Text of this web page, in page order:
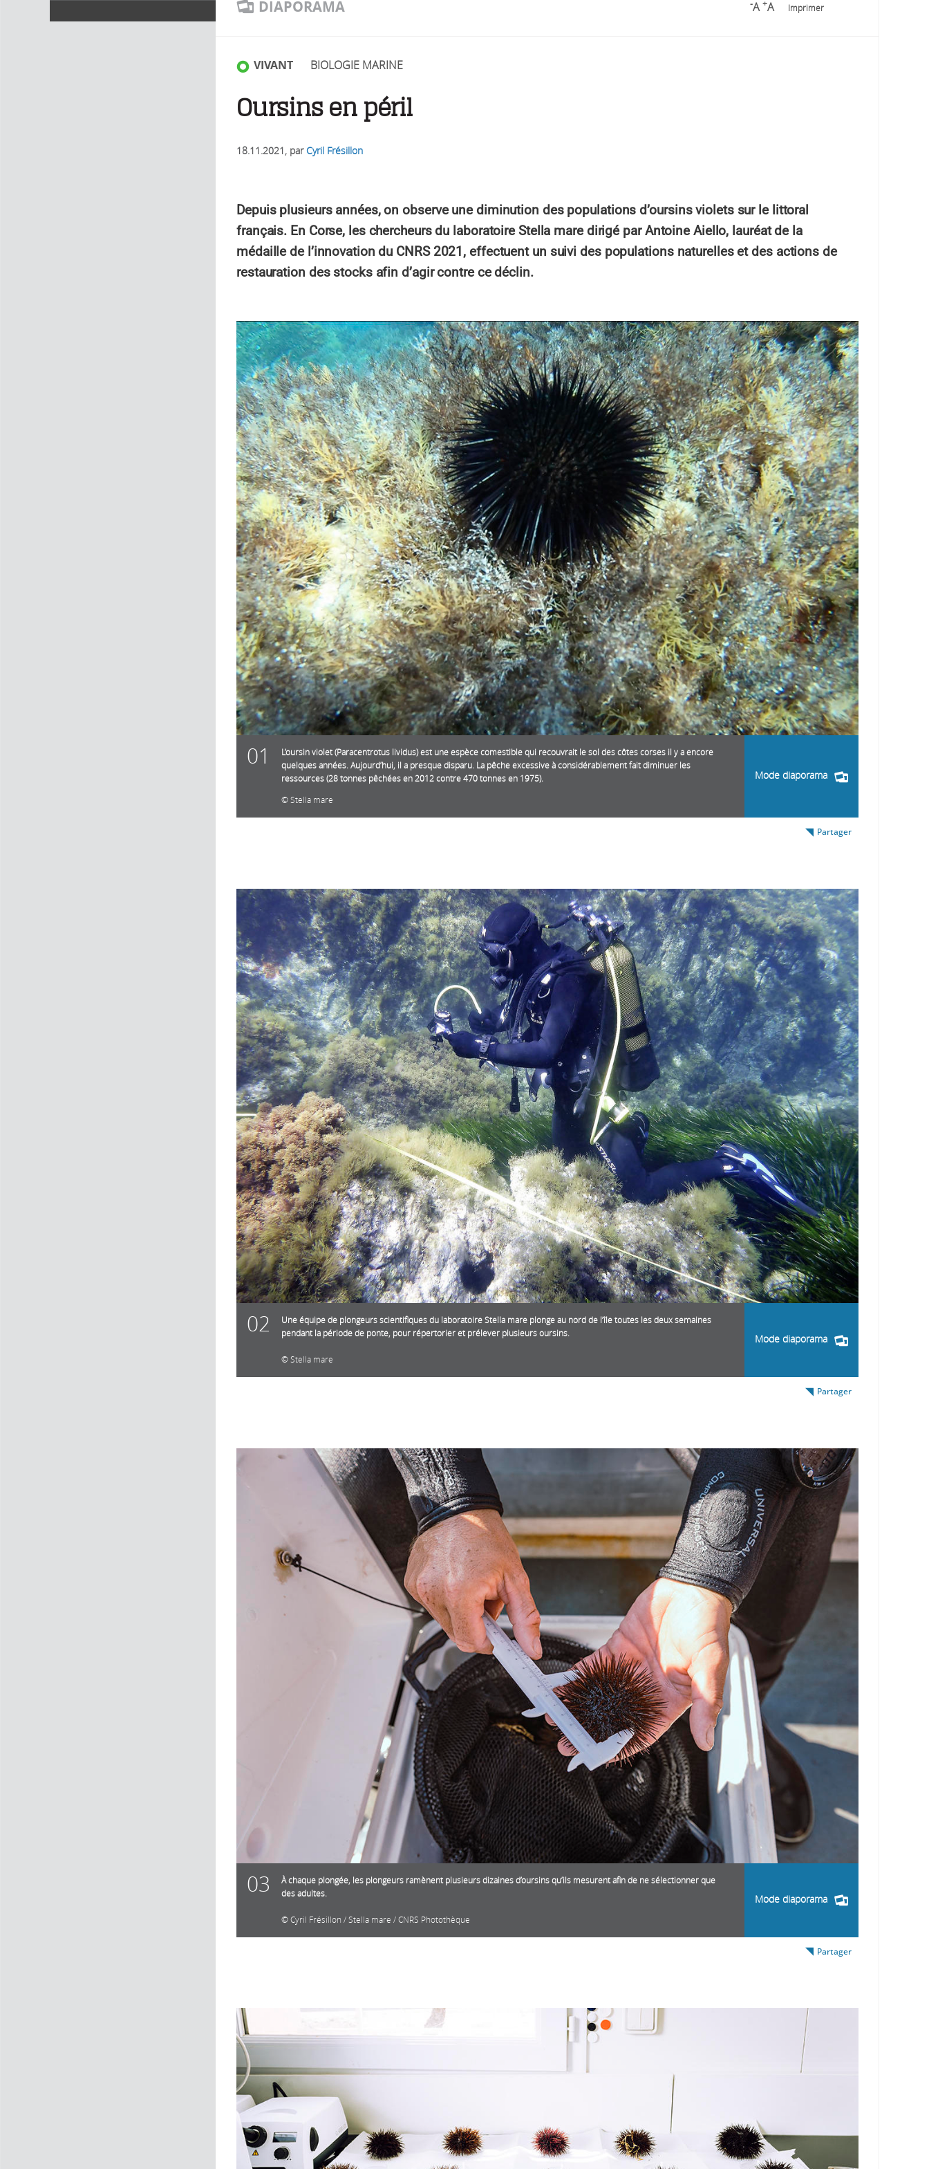
DIAPORAMA -A +A Imprimer
VIVANT BIOLOGIE MARINE
Oursins en péril
18.11.2021, parCyril Frésillon
Depuis plusieurs années, on observe une diminution des populations d’oursins violets sur le littoral
français. En Corse, les chercheurs du laboratoire Stella mare dirigé par Antoine Aiello, lauréat de la
médaille de l’innovation du CNRS 2021, effectuent un suivi des populations naturelles et des actions de
restauration des stocks afin d’agir contre ce déclin.
01
L’oursin violet (Paracentrotus lividus) est une espèce comestible qui recouvrait le sol des côtes corses il y a encore
quelques années. Aujourd’hui, il a presque disparu. La pêche excessive à considérablement fait diminuer les
ressources (28 tonnes pêchées en 2012 contre 470 tonnes en 1975).
Stella mare
Mode diaporama
Partager
02
Une équipe de plongeurs scientifiques du laboratoire Stella mare plonge au nord de l’île toutes les deux semaines
pendant la période de ponte, pour répertorier et prélever plusieurs oursins.
Stella mare
Mode diaporama
Partager
03
À chaque plongée, les plongeurs ramènent plusieurs dizaines d’oursins qu’ils mesurent afin de ne sélectionner que
des adultes.
Cyril Frésillon / Stella mare / CNRS Photothèque
Mode diaporama
Partager